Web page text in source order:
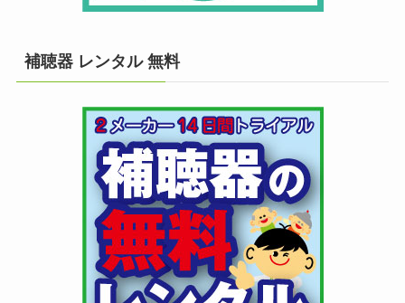
補聴器 レンタル 無料